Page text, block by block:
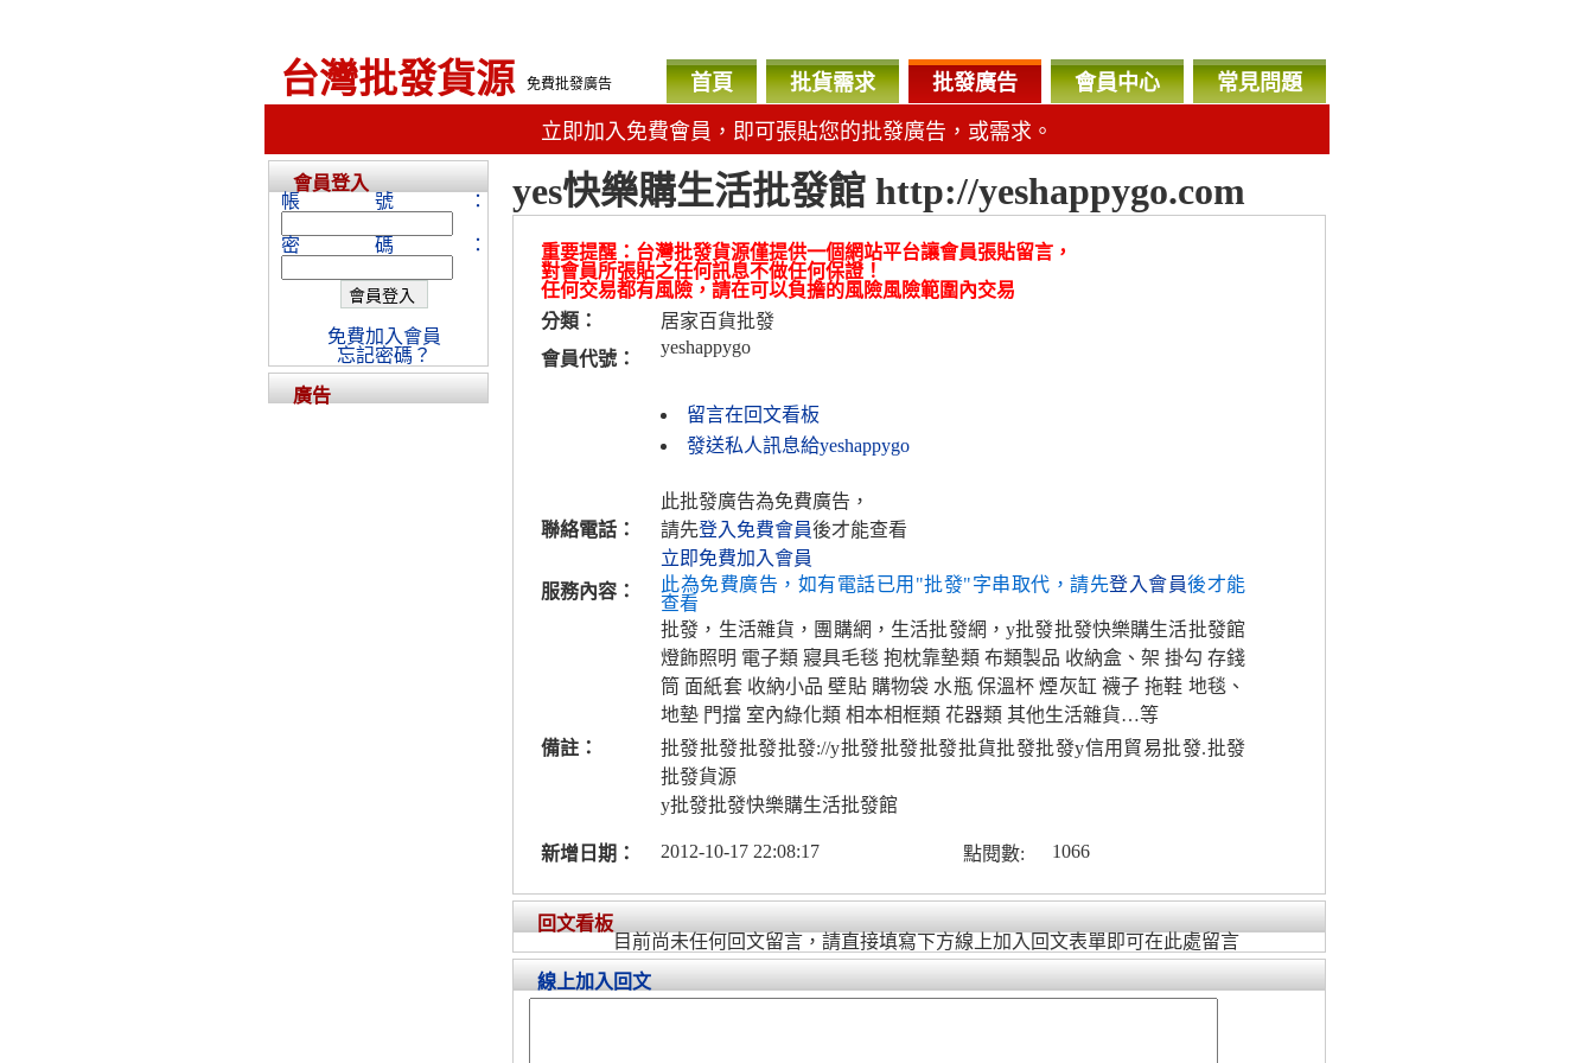
台灣批發貨源 免費批發廣告 首頁 批貨需求 批發廣告 會員中心 常見問題
立即加入免費會員，即可張貼您的批發廣告，或需求。
yes快樂購生活批發館 http://yeshappygo.com
重要提醒：台灣批發貨源僅提供一個網站平台讓會員張貼留言，
對會員所張貼之任何訊息不做任何保證！
任何交易都有風險，請在可以負擔的風險風險範圍內交易
分類：
居家百貨批發
會員代號：
yeshappygo
留言在回文看板
發送私人訊息給yeshappygo
聯絡電話：
此批發廣告為免費廣告，
請先登入免費會員後才能查看
立即免費加入會員
服務內容：
此為免費廣告，如有電話已用"批發"字串取代，請先登入會員後才能
查看
批發，生活雜貨，團購網，生活批發網，y批發批發快樂購生活批發館
燈飾照明 電子類 寢具毛毯 抱枕靠墊類 布類製品 收納盒、架 掛勾 存錢
筒 面紙套 收納小品 壁貼 購物袋 水瓶 保溫杯 煙灰缸 襪子 拖鞋 地毯、
地墊 門擋 室內綠化類 相本相框類 花器類 其他生活雜貨…等
備註：
批發批發批發批發://y批發批發批發批貨批發批發y信用貿易批發.批發
批發貨源
y批發批發快樂購生活批發館
新增日期： 2012-10-17 22:08:17 點閱數: 1066
回文看板
目前尚未任何回文留言，請直接填寫下方線上加入回文表單即可在此處留言
線上加入回文
會員登入
帳號：
密碼：
免費加入會員
忘記密碼？
廣告